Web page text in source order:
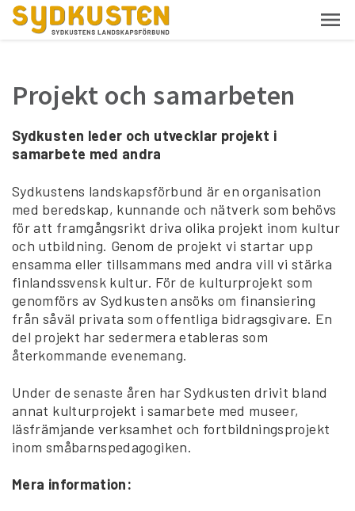
Projekt och samarbeten
Sydkusten leder och utvecklar projekt i
samarbete med andra
Sydkustens landskapsförbund är en organisation
med beredskap, kunnande och nätverk som behövs
för att framgångsrikt driva olika projekt inom kultur
och utbildning. Genom de projekt vi startar upp
ensamma eller tillsammans med andra vill vi stärka
finlandssvensk kultur. För de kulturprojekt som
genomförs av Sydkusten ansöks om finansiering
från såväl privata som offentliga bidragsgivare. En
del projekt har sedermera etableras som
återkommande evenemang.
Under de senaste åren har Sydkusten drivit bland
annat kulturprojekt i samarbete med museer,
läsfrämjande verksamhet och fortbildningsprojekt
inom småbarnspedagogiken.
Mera information: